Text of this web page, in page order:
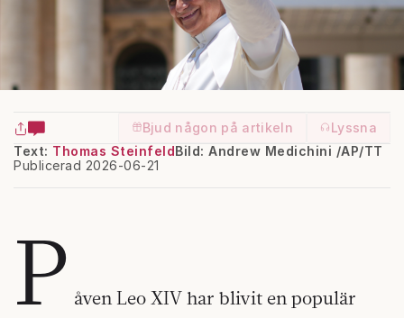
Bjud någon på artikeln
Lyssna
Text: Thomas Steinfeld
Publicerad 2026-06-21
Bild: Andrew Medichini /AP/TT
P åven Leo XIV har blivit en populär